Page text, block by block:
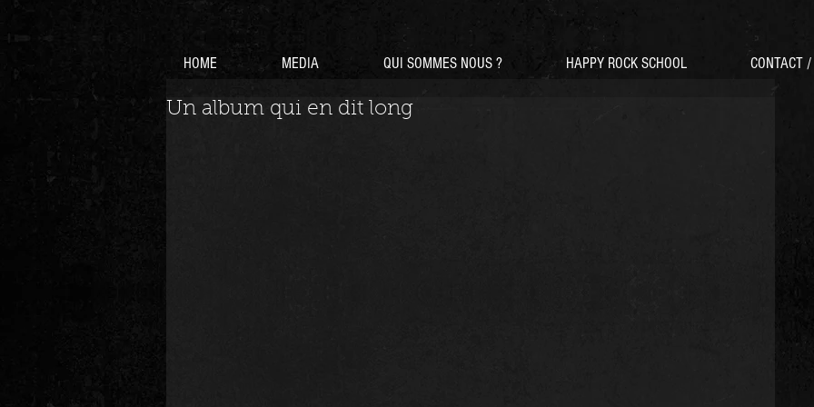
HOME MEDIA QUI SOMMES NOUS ? HAPPY ROCK SCHOOL CONTACT
Un album qui en dit long